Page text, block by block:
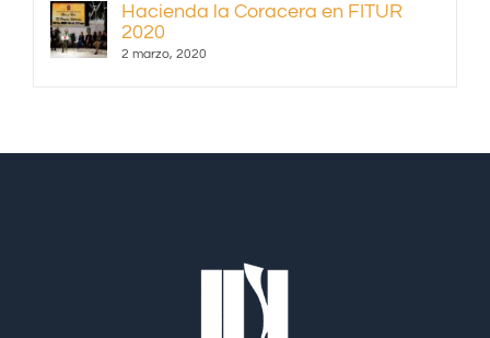
Hacienda la Coracera en FITUR
2020
2 marzo, 2020